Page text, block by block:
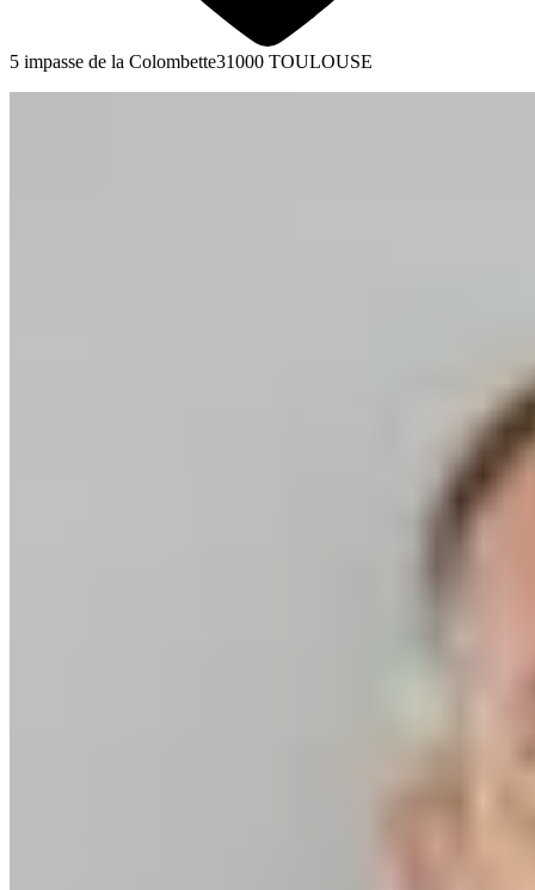
5 impasse de la Colombette31000 TOULOUSE